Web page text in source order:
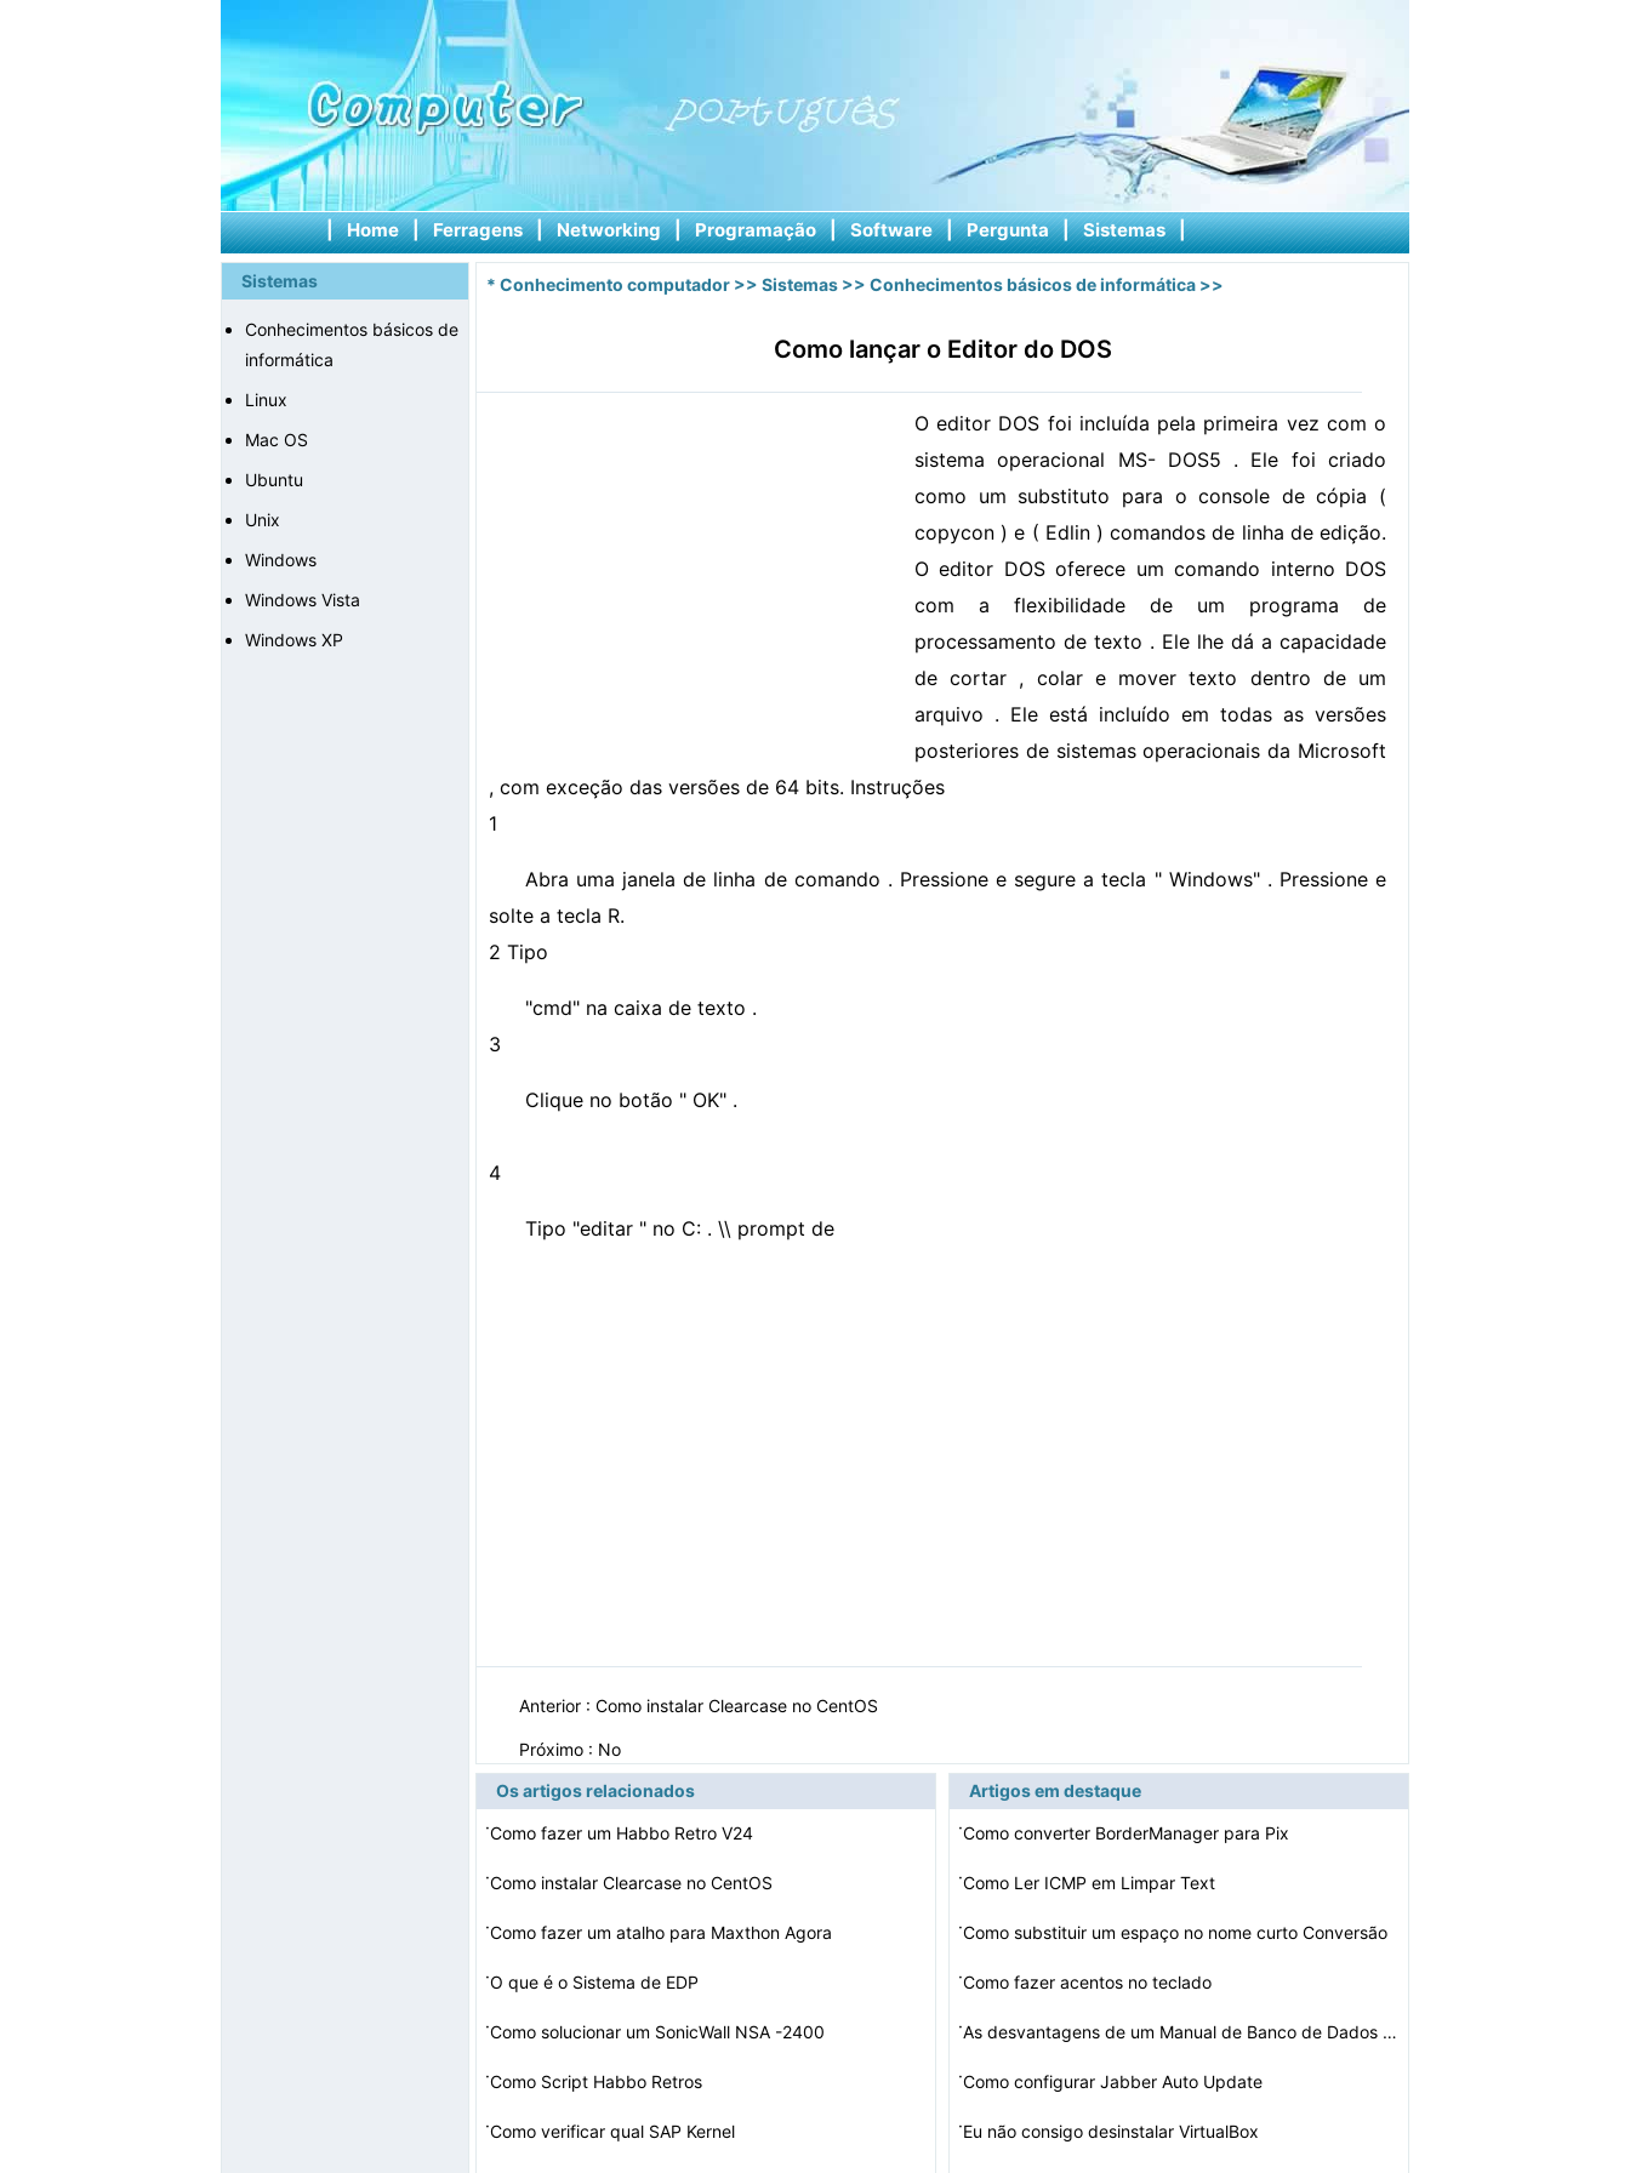
| Home | Ferragens | Networking | Programação | Software | Pergunta | Sistemas |
Sistemas
Conhecimentos básicos de
informática
Linux
Mac OS
Ubuntu
Unix
Windows
Windows Vista
Windows XP
* Conhecimento computador >> Sistemas >> Conhecimentos básicos de informática >>
Como lançar o Editor do DOS
O editor DOS foi incluída pela primeira vez com o
sistema operacional MS- DOS5 . Ele foi criado
como um substituto para o console de cópia (
copycon ) e ( Edlin ) comandos de linha de edição.
O editor DOS oferece um comando interno DOS
com a flexibilidade de um programa de
processamento de texto . Ele lhe dá a capacidade
de cortar , colar e mover texto dentro de um
arquivo . Ele está incluído em todas as versões
posteriores de sistemas operacionais da Microsoft
, com exceção das versões de 64 bits. Instruções
1
Abra uma janela de linha de comando . Pressione e segure a tecla " Windows" . Pressione e
solte a tecla R.
2 Tipo
"cmd" na caixa de texto .
3
Clique no botão " OK" .
4
Tipo "editar " no C: . \\ prompt de
Anterior : Como instalar Clearcase no CentOS
Próximo : No
Os artigos relacionados
·Como fazer um Habbo Retro V24
·Como instalar Clearcase no CentOS
·Como fazer um atalho para Maxthon Agora
·O que é o Sistema de EDP
·Como solucionar um SonicWall NSA -2400
·Como Script Habbo Retros
·Como verificar qual SAP Kernel
Artigos em destaque
·Como converter BorderManager para Pix
·Como Ler ICMP em Limpar Text
·Como substituir um espaço no nome curto Conversão
·Como fazer acentos no teclado
· As desvantagens de um Manual de Banco de Dados do Siste…
·Como configurar Jabber Auto Update
·Eu não consigo desinstalar VirtualBox